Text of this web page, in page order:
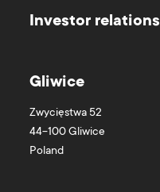
Investor relations
Gliwice
Zwycięstwa 52
44-100Gliwice
Poland